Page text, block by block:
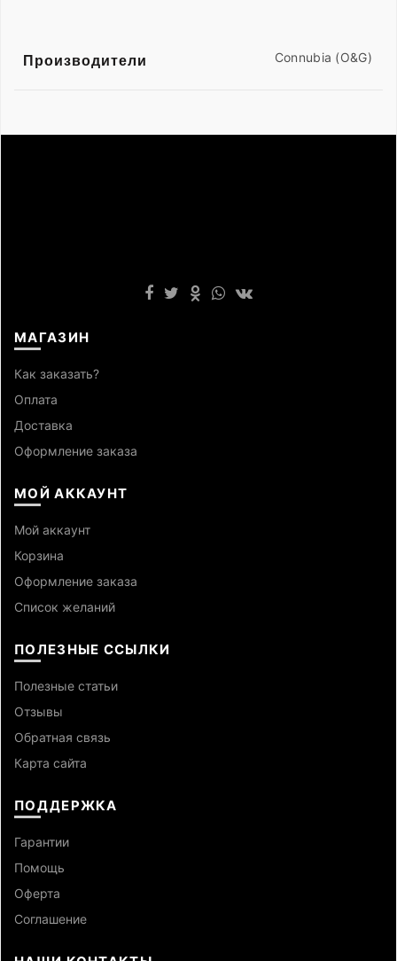
Производители Connubia (O&G)
МАГАЗИН
Как заказать?
Оплата
Доставка
Оформление заказа
МОЙ АККАУНТ
Мой аккаунт
Корзина
Оформление заказа
Список желаний
ПОЛЕЗНЫЕ ССЫЛКИ
Полезные статьи
Отзывы
Обратная связь
Карта сайта
ПОДДЕРЖКА
Гарантии
Помощь
Оферта
Cоглашение